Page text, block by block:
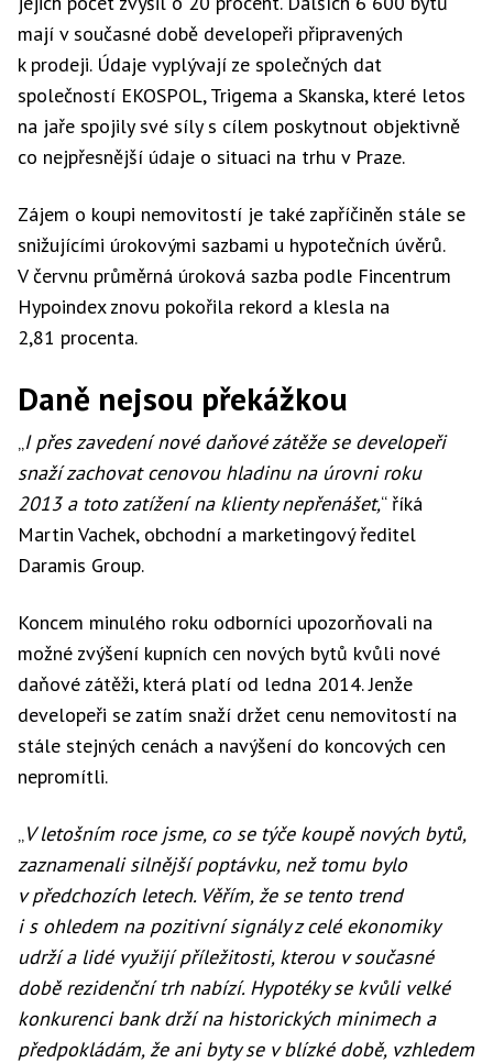
mají v současné době developeři připravených
k prodeji. Údaje vyplývají ze společných dat
společností EKOSPOL, Trigema a Skanska, které letos
na jaře spojily své síly s cílem poskytnout objektivně
co nejpřesnější údaje o situaci na trhu v Praze.
Zájem o koupi nemovitostí je také zapříčiněn stále se
snižujícími úrokovými sazbami u hypotečních úvěrů.
V červnu průměrná úroková sazba podle Fincentrum
Hypoindex znovu pokořila rekord a klesla na
2,81 procenta.
Daně nejsou překážkou
„I přes zavedení nové daňové zátěže se developeři
snaží zachovat cenovou hladinu na úrovni roku
2013 a toto zatížení na klienty nepřenášet,“ říká
Martin Vachek, obchodní a marketingový ředitel
Daramis Group.
Koncem minulého roku odborníci upozorňovali na
možné zvýšení kupních cen nových bytů kvůli nové
daňové zátěži, která platí od ledna 2014. Jenže
developeři se zatím snaží držet cenu nemovitostí na
stále stejných cenách a navýšení do koncových cen
nepromítli.
„V letošním roce jsme, co se týče koupě nových bytů,
zaznamenali silnější poptávku, než tomu bylo
v předchozích letech. Věřím, že se tento trend
i s ohledem na pozitivní signály z celé ekonomiky
udrží a lidé využijí příležitosti, kterou v současné
době rezidenční trh nabízí. Hypotéky se kvůli velké
konkurenci bank drží na historických minimech a
předpokládám, že ani byty se v blízké době, vzhledem